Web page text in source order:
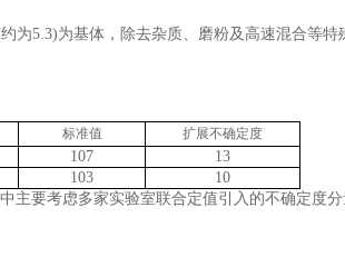
约为5.3)为基体， 除去杂质、 磨粉及高速混合等特
标准值 扩展不确定度
107
13
103
10
主要考虑多家实验室联合定值引入的不确定度